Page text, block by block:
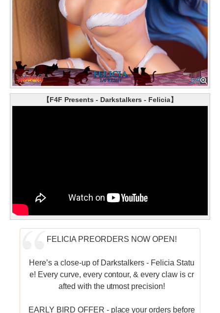
【F4F Presents - Darkstalkers - Felicia】
FELICIA PREORDERS NOW OPEN!
Here’s a close-up of Darkstalkers - Felicia Statu
e! Every curve, every contour, & every claw is cr
afted with the utmost precision!
EARLY BIRD OFFER - place your orders before